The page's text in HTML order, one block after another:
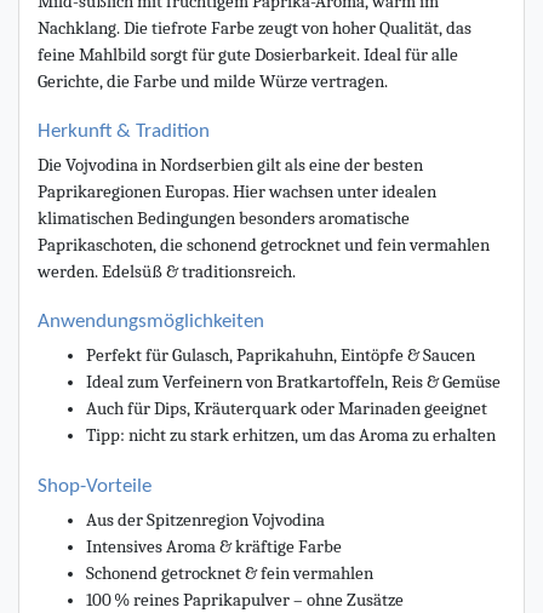
Nachklang. Die tiefrote Farbe zeugt von hoher Qualität, das
feine Mahlbild sorgt für gute Dosierbarkeit. Ideal für alle
Gerichte, die Farbe und milde Würze vertragen.
Herkunft & Tradition
Die Vojvodina in Nordserbien gilt als eine der besten
Paprikaregionen Europas. Hier wachsen unter idealen
klimatischen Bedingungen besonders aromatische
Paprikaschoten, die schonend getrocknet und fein vermahlen
werden. Edelsüß & traditionsreich.
Anwendungsmöglichkeiten
Perfekt für Gulasch, Paprikahuhn, Eintöpfe & Saucen
Ideal zum Verfeinern von Bratkartoffeln, Reis & Gemüse
Auch für Dips, Kräuterquark oder Marinaden geeignet
Tipp: nicht zu stark erhitzen, um das Aroma zu erhalten
Shop-Vorteile
Aus der Spitzenregion Vojvodina
Intensives Aroma & kräftige Farbe
Schonend getrocknet & fein vermahlen
100 % reines Paprikapulver – ohne Zusätze